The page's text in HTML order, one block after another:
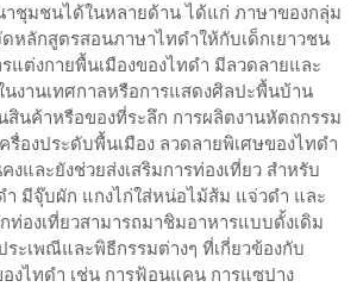
ชุมชนได้ในหลายด้าน ได้แก่ ภาษาของกลุ่ม
หลักสูตรสอนภาษาไทดำให้กับเด็กเยาวชน
แต่งกายพื้นเมืองของไทดำ มีลวดลายและ
นงานเทศกาลหรือการแสดงศิลปะพื้นบ้าน
นค้าหรือของที่ระลึก การผลิตงานหัตถกรรม
รื่องประดับพื้นเมือง ลวดลายพิเศษของไทดำ
งและยังช่วยส่งเสริมการท่องเที่ยว สำหรับ
มีจุ๊บผัก แกงไก่ใส่หน่อไม้ส้ม แจ่วดำ และ
ท่องเที่ยวสามารถมาชิมอาหารแบบดั้งเดิม
ะเพณีและพิธีกรรมต่างๆ ที่เกี่ยวข้องกับ
งไทดำ เช่น การฟ้อนแคน การแซปาง